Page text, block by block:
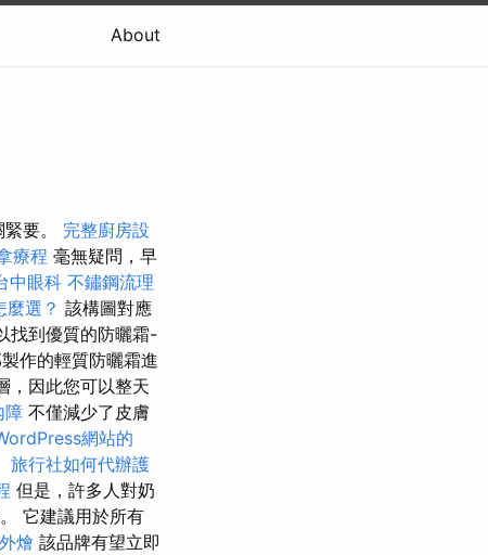
About
要。 完整廚房設
療程 毫無疑問，早
中眼科 不鏽鋼流理
麼選？ 該構圖對應
找到優質的防曬霜-
作的輕質防曬霜進
，因此您可以整天
障 不僅減少了皮膚
網站的
旅行社如何代辦護
但是，許多人對奶
它建議用於所有
燴 該品牌有望立即